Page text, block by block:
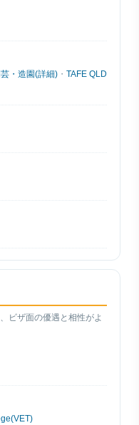
・造園(詳細) ・ TAFE QLD
ビザ面の優遇と相性がよ